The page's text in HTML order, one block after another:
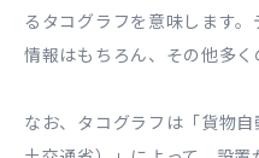
るタコグラフを意味します
情報はもちろん、その他多く
なお、タコグラフは「貨物